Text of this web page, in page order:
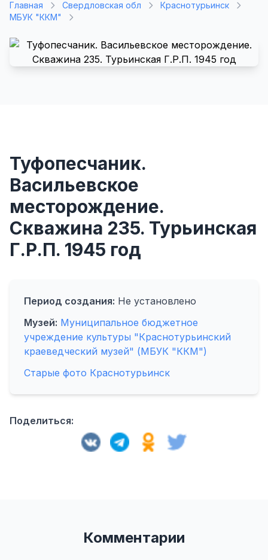
Главная Свердловская обл
Краснотурьинск
МБУК "ККМ"
Туфопесчаник.
Васильевское
месторождение.
Скважина 235. Турьинская
Г.Р.П. 1945 год
Период создания: Не установлено
Музей: Муниципальное бюджетное
учреждение культуры "Краснотурьинский
краеведческий музей" (МБУК "ККМ")
Старые фото Краснотурьинск
Поделиться:
Комментарии